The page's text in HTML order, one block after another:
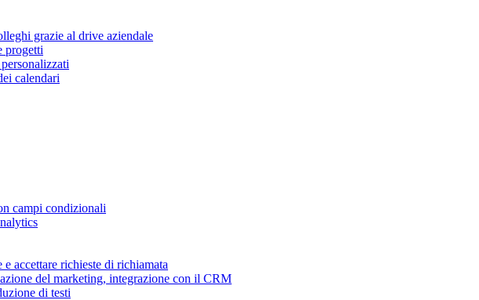
grazie al drive aziendale
progetti
calendari
campi condizionali
accettare richieste di richiamata
del marketing, integrazione con il CRM
di testi